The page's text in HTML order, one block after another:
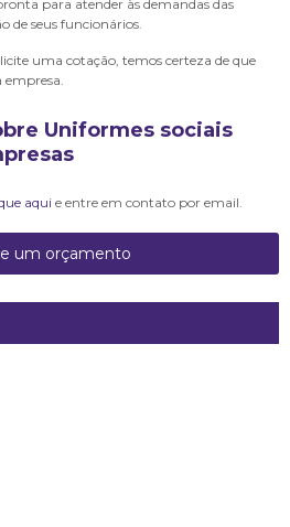
para atender às demandas das
de seus funcionários.
uma cotação, temos certeza de que
Uniformes sociais
aqui e entre em contato por email.
um orçamento